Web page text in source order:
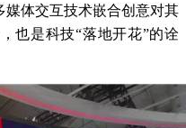
媒体交互技术嵌合创意对其
也是科技“落地开花”的诠